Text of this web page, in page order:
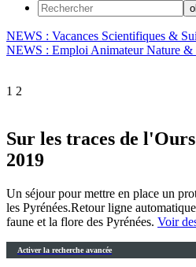
NEWS : Vacances Scientifiques &
NEWS : Emploi Animateur Nature &
1 2
Sur les traces de
2019
Un séjour pour mettre en place un
les Pyrénées.Retour ligne
faune et la flore des Pyrénées. Voir
Activer la recherche avancée